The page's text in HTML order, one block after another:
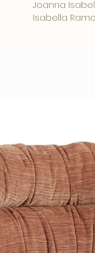
Joanna
Isabella
Een